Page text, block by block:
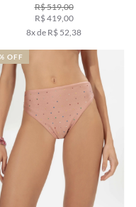
R$ 519,00
R$ 419,00
8x de R$ 52,38
OFF